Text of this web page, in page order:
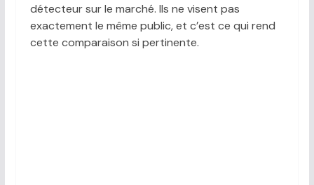
détecteur sur le marché. Ils ne visent pas
exactement le même public, et c’est ce qui rend
cette comparaison si pertinente.